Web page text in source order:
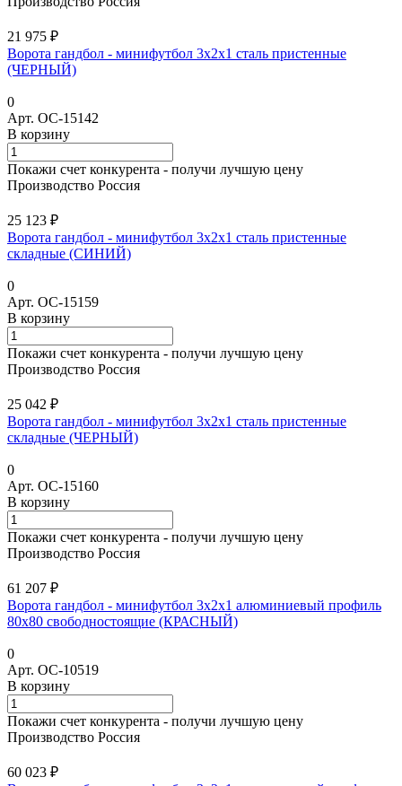
21 975 ₽
Ворота гандбол - минифутбол 3х2х1 сталь пристенные
(ЧЕРНЫЙ)
0
Арт. ОС-15142
В корзину
Покажи счет конкурента - получи лучшую цену
Производство Россия
25 123 ₽
Ворота гандбол - минифутбол 3х2х1 сталь пристенные
складные (СИНИЙ)
0
Арт. ОС-15159
В корзину
Покажи счет конкурента - получи лучшую цену
Производство Россия
25 042 ₽
Ворота гандбол - минифутбол 3х2х1 сталь пристенные
складные (ЧЕРНЫЙ)
0
Арт. ОС-15160
В корзину
Покажи счет конкурента - получи лучшую цену
Производство Россия
61 207 ₽
Ворота гандбол - минифутбол 3x2x1 алюминиевый профиль
80х80 свободностоящие (КРАСНЫЙ)
0
Арт. ОС-10519
В корзину
Покажи счет конкурента - получи лучшую цену
Производство Россия
60 023 ₽